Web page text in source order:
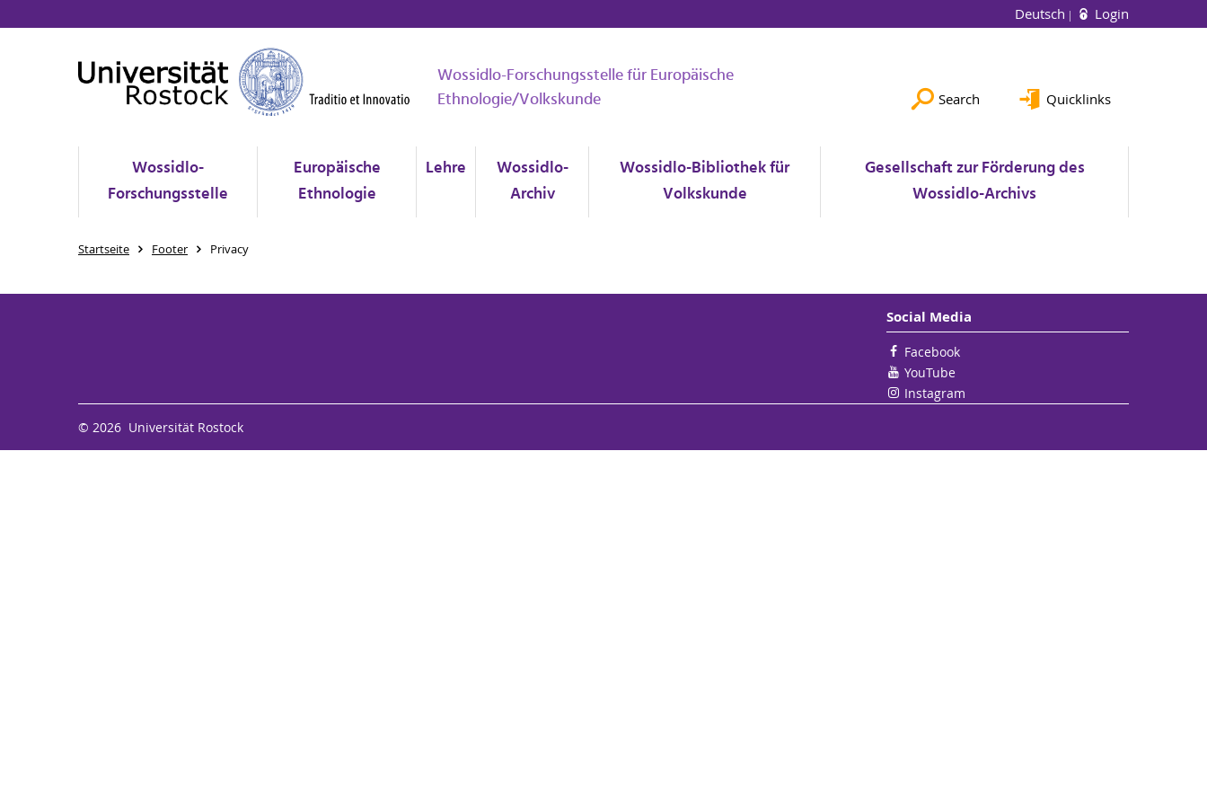
Deutsch Login
Wossidlo-Forschungsstelle für Europäische
Ethnologie/Volkskunde
Search Quicklinks
Wossidlo-
Forschungsstelle
Europäische
Ethnologie
Lehre
Wossidlo-
Archiv
Wossidlo-Bibliothek für
Volkskunde
Gesellschaft zur Förderung des
Wossidlo-Archivs
Startseite Footer Privacy
Social Media
Facebook
YouTube
Instagram
© 2026 Universität Rostock